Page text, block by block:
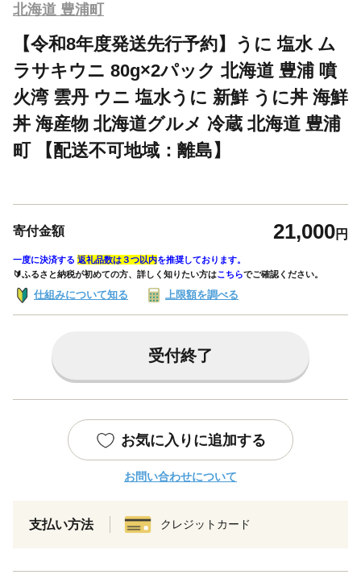
北海道 豊浦町
【令和8年度発送先行予約】うに 塩水 ム
ラサキウニ 80g×2パック 北海道 豊浦 噴
火湾 雲丹 ウニ 塩水うに 新鮮 うに丼 海鮮
丼 海産物 北海道グルメ 冷蔵 北海道 豊浦
町 【配送不可地域：離島】
寄付金額 21,000円
一度に決済する 返礼品数は３つ以内を推奨しております。
🔰ふるさと納税が初めての方、詳しく知りたい方はこちらでご確認ください。
仕組みについて知る 上限額を調べる
受付終了
お気に入りに追加する
お問い合わせについて
支払い方法 クレジットカード